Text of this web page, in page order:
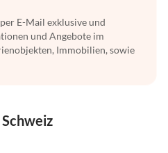
E-Mail exklusive und
und Angebote im
Immobilien, sowie